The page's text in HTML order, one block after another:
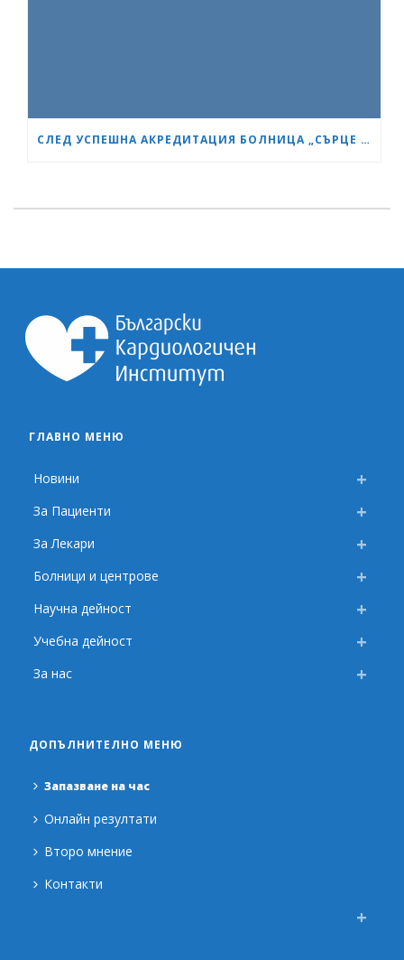
СЛЕД УСПЕШНА АКРЕДИТАЦИЯ БОЛНИЦА „СЪРЦЕ И МОЗЪК“ СТАНА GESEA DIPLOMA CENTER
ГЛАВНО МЕНЮ
Новини
За Пациенти
За Лекари
Болници и центрове
Научна дейност
Учебна дейност
За нас
ДОПЪЛНИТЕЛНО МЕНЮ
Запазване на час
Онлайн резултати
Второ мнение
Контакти